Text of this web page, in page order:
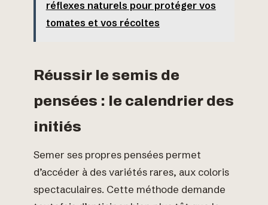
réflexes naturels pour protéger vos
tomates et vos récoltes
Réussir le semis de
pensées : le calendrier des
initiés
Semer ses propres pensées permet
d’accéder à des variétés rares, aux coloris
spectaculaires. Cette méthode demande